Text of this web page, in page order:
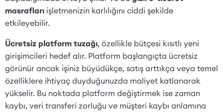
masrafları işletmenizin karlılığını ciddi şekilde
etkileyebilir.
Ücretsiz platform tuzağı, özellikle bütçesi kısıtlı yeni
girişimcileri hedef alır. Platform başlangıçta ücretsiz
görünür ancak işiniz büyüdükçe, satış arttıkça veya temel
özelliklere ihtiyaç duyduğunuzda maliyet katlanarak
yükselir. Bu noktada platform değiştirmek ise zaman
kaybı, veri transferi zorluğu ve müşteri kaybı anlamına